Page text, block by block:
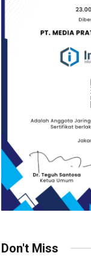
Don't Miss